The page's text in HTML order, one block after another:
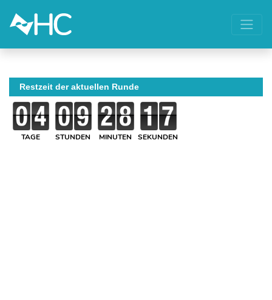
Restzeit der aktuellen Runde
TAGE STUNDEN MINUTEN SEKUNDEN